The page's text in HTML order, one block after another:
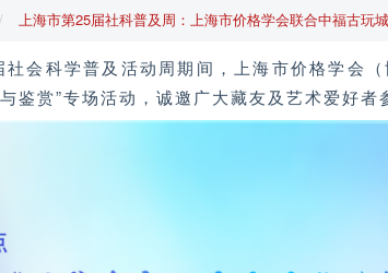
上海市第25届社科普及周：上海市价格学会联合中福古
会科学普及活动周期间，上海市价格学会
鉴赏”专场活动，诚邀广大藏友及艺术爱好者